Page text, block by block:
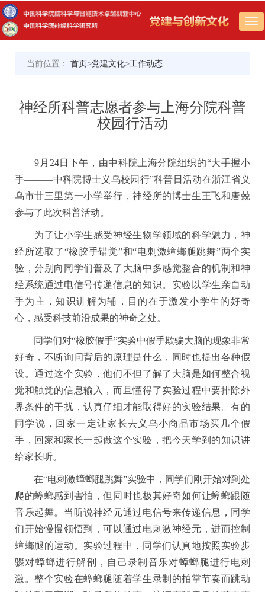
当前位置： 首页>党建文化>工作动态
神经所科普志愿者参与上海分院科普
校园行活动
9 月 24日下午，由中科院上海分院组织的“大手握小
手———中科院博士义乌校园行”科普日活动在浙江省义
乌市廿三里第一小学举行，神经所的博士生王飞和唐兢
参与了此次科普活动。
为了让小学生感受神经生物学领域的科学魅力，神
经所选取了“橡胶手错觉”和“电刺激蟑螂腿跳舞”两个实
验，分别向同学们普及了大脑中多感觉整合的机制和神
经系统通过电信号传递信息的知识。实验以学生亲自动
手为主，知识讲解为辅，目的在于激发小学生的好奇
心，感受科技前沿成果的神奇之处。
同学们对“橡胶假手”实验中假手欺骗大脑的现象非常
好奇，不断询问背后的原理是什么，同时也提出各种假
设。通过这个实验，他们不但了解了大脑是如何整合视
觉和触觉的信息输入，而且懂得了实验过程中要排除外
界条件的干扰，认真仔细才能取得好的实验结果。有的
同学说，回家一定让家长去义乌小商品市场买几个假
手，回家和家长一起做这个实验，把今天学到的知识讲
给家长听。
在“电刺激蟑螂腿跳舞”实验中，同学们刚开始对到处
爬的蟑螂感到害怕，但同时也极其好奇如何让蟑螂跟随
音乐起舞。当听说神经元通过电信号来传递信息，同学
们开始慢慢领悟到，可以通过电刺激神经元，进而控制
蟑螂腿的运动。实验过程中，同学们认真地按照实验步
骤对蟑螂进行解剖，自己录制音乐对蟑螂腿进行电刺
激。整个实验在蟑螂腿随着学生录制的拍掌节奏而跳动